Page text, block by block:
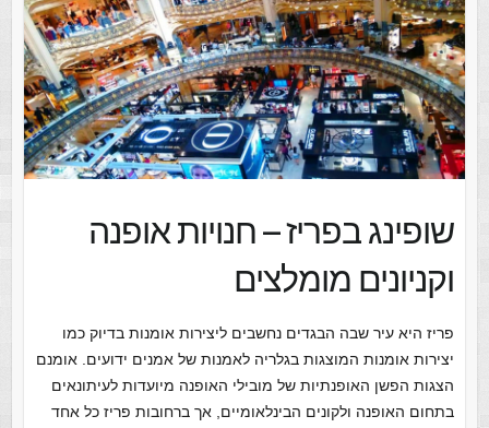
שופינג בפריז – חנויות אופנה
וקניונים מומלצים
פריז היא עיר שבה הבגדים נחשבים ליצירות אומנות בדיוק כמו
יצירות אומנות המוצגות בגלריה לאמנות של אמנים ידועים. אומנם
הצגות הפשן האופנתיות של מובילי האופנה מיועדות לעיתונאים
בתחום האופנה ולקונים הבינלאומיים, אך ברחובות פריז כל אחד